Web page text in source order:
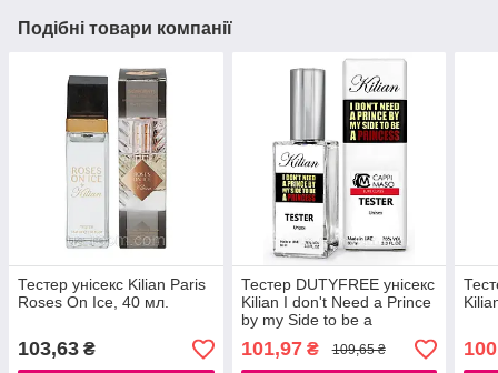
Подібні товари компанії
Тестер унісекс Kilian Paris
Roses On Ice, 40 мл.
103,63 ₴
Тестер DUTYFREE унісекс
Kilian I don't Need a Prince
by my Side to be a
Princess, 60 мл
101,97₴ 109,65 ₴